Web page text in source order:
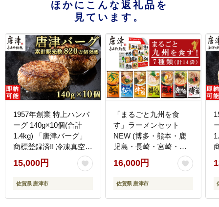
ほかにこんな返礼品を
見ています。
1957年創業 特上ハンバ
ーグ 140g×10個(合計
1.4kg) 「唐津バーグ」
商標登録済!! 冷凍真空パ
ック 惣菜
15,000円
佐賀県 唐津市
「まるごと九州を食
す」ラーメンセット
NEW (博多・熊本・鹿
児島・長崎・宮崎・佐
賀・大分 合計14袋) マ
ルタイ ご当地 とんこつ
鶏白湯 お土産 食べ比べ
ギフト
16,000円
佐賀県 唐津市